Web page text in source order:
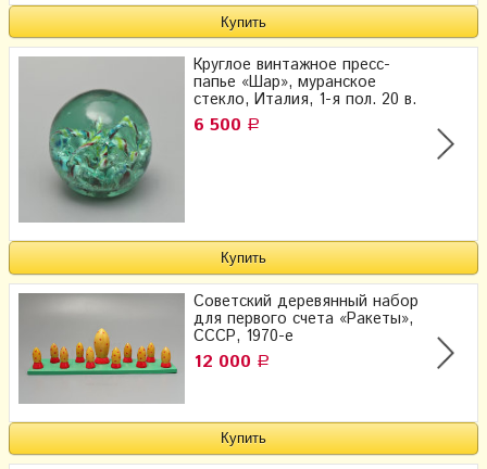
Круглое винтажное пресс-
папье «Шар», муранское
стекло, Италия, 1-я пол. 20 в.
6 500 Р
Советский деревянный набор
для первого счета «Ракеты»,
СССР, 1970-е
12 000 Р